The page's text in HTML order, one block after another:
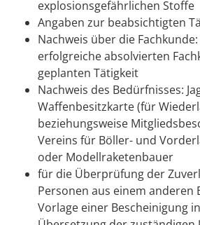
explosionsgefährlichen Stoffe
Angaben zur beabsichtigten
Nachweis über die
erfolgreiche absolvierten
geplanten Tätigkeit
Nachweis des Bedürfnisses:
Waffenbesitzkarte (für
beziehungsweise
Vereins für Böller- und
oder Modellraketenbauer
für die Überprüfung der
Personen aus einem anderen
Vorlage einer Bescheinigung